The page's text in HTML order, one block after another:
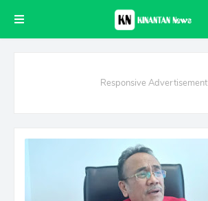
Responsive Advertisement